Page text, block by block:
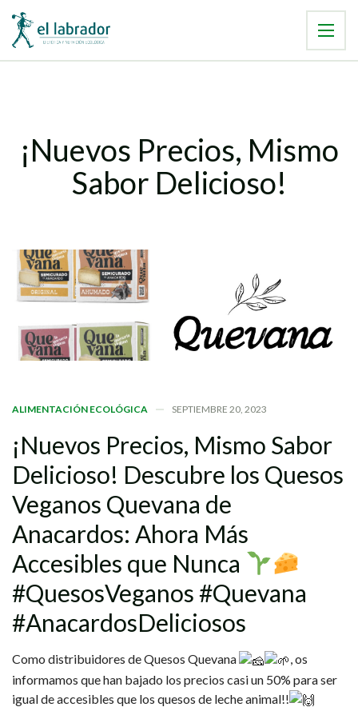
¡Nuevos Precios, Mismo
Sabor Delicioso!
ALIMENTACIÓN ECOLÓGICA SEPTIEMBRE 20, 2023
¡Nuevos Precios, Mismo Sabor
Delicioso! Descubre los Quesos
Veganos Quevana de
Anacardos: Ahora Más
Accesibles que Nunca
#QuesosVeganos#Quevana
#AnacardosDeliciosos
Como distribuidores de Quesos Quevana
, os
informamos que han bajado los precios casi un 50% para ser
igual de accesibles que los quesos de leche animal!!